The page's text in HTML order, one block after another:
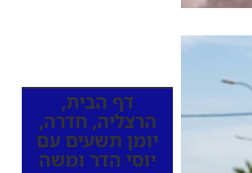
דף הבית,
הרצליה, חדרה,
יומן תשעים עם
יוסי הדר ומשה